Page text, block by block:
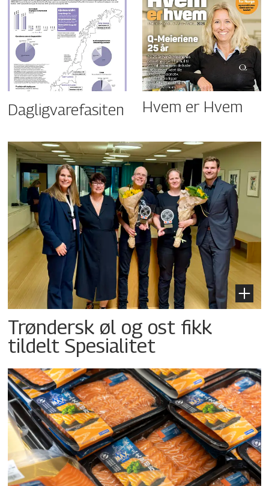
Dagligvarefasiten Hvem er Hvem
Trøndersk øl og ost fikk
tildelt Spesialitet